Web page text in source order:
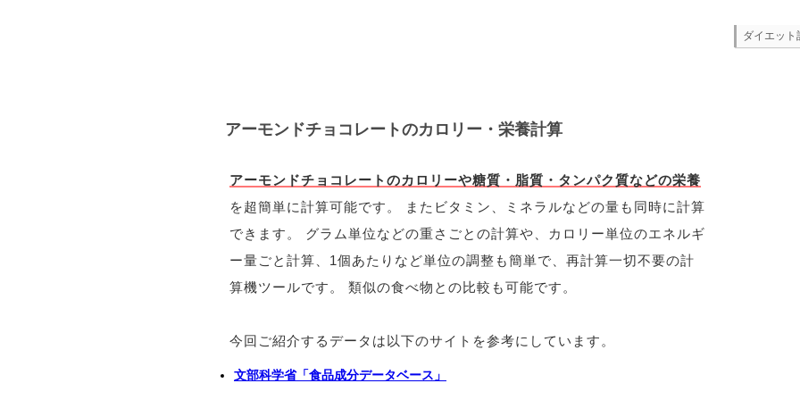
アーモンドチョコレートのカロリー・栄養計算
アーモンドチョコレートのカロリーや糖質・脂質・タンパク質などの栄養
を超簡単に計算可能です。 またビタミン、ミネラルなどの量も同時に計算
できます。 グラム単位などの重さごとの計算や、カロリー単位のエネルギ
ー量ごと計算、1個あたりなど単位の調整も簡単で、再計算一切不要の計
算機ツールです。 類似の食べ物との比較も可能です。
今回ご紹介するデータは以下のサイトを参考にしています。
文部科学省「食品成分データベース」
ダイエット